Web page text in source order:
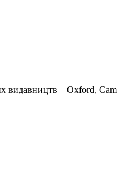
видавництв – Oxford,